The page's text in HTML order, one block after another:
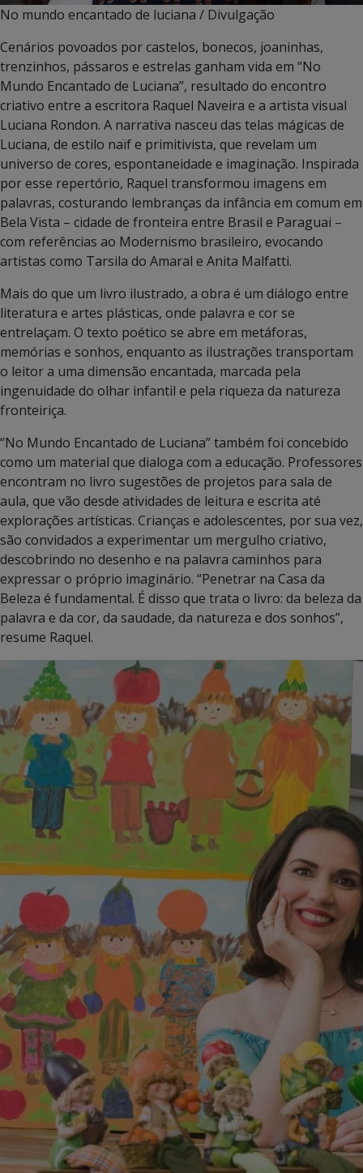
No mundo encantado de luciana / Divulgação
Cenários povoados por castelos, bonecos, joaninhas,
trenzinhos, pássaros e estrelas ganham vida em “No
Mundo Encantado de Luciana”, resultado do encontro
criativo entre a escritora Raquel Naveira e a artista visual
Luciana Rondon. A narrativa nasceu das telas mágicas de
Luciana, de estilo naïf e primitivista, que revelam um
universo de cores, espontaneidade e imaginação. Inspirada
por esse repertório, Raquel transformou imagens em
palavras, costurando lembranças da infância em comum em
Bela Vista – cidade de fronteira entre Brasil e Paraguai –
com referências ao Modernismo brasileiro, evocando
artistas como Tarsila do Amaral e Anita Malfatti.
Mais do que um livro ilustrado, a obra é um diálogo entre
literatura e artes plásticas, onde palavra e cor se
entrelaçam. O texto poético se abre em metáforas,
memórias e sonhos, enquanto as ilustrações transportam
o leitor a uma dimensão encantada, marcada pela
ingenuidade do olhar infantil e pela riqueza da natureza
fronteiriça.
“No Mundo Encantado de Luciana” também foi concebido
como um material que dialoga com a educação. Professores
encontram no livro sugestões de projetos para sala de
aula, que vão desde atividades de leitura e escrita até
explorações artísticas. Crianças e adolescentes, por sua vez,
são convidados a experimentar um mergulho criativo,
descobrindo no desenho e na palavra caminhos para
expressar o próprio imaginário. “Penetrar na Casa da
Beleza é fundamental. É disso que trata o livro: da beleza da
palavra e da cor, da saudade, da natureza e dos sonhos”,
resume Raquel.